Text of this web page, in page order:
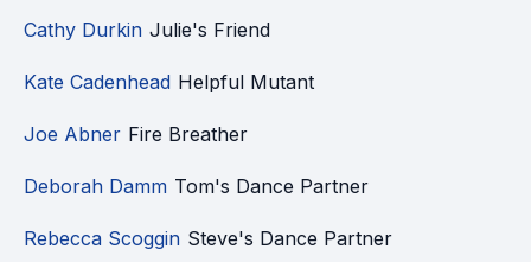
Cathy Durkin Julie's Friend
Kate Cadenhead Helpful Mutant
Joe Abner Fire Breather
Deborah Damm Tom's Dance Partner
Rebecca Scoggin Steve's Dance Partner